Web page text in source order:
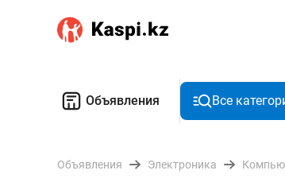
Объявления Все
Объявления Электроника